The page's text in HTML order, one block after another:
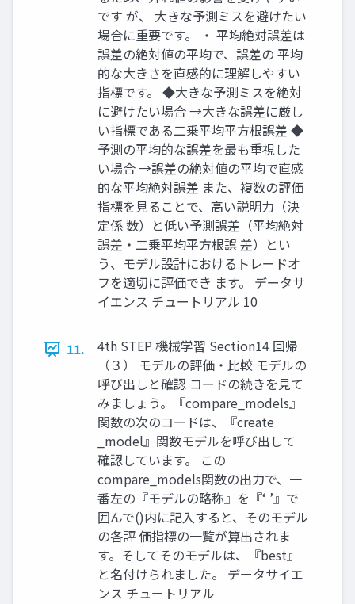
です が、 大きな予測ミスを避けたい
場合に重要です。 ・ 平均絶対誤差は
誤差の絶対値の平均で、誤差の 平均
的な大きさを直感的に理解しやすい
指標です。 ◆大きな予測ミスを絶対
に避けたい場合 →大きな誤差に厳し
い指標である二乗平均平方根誤差 ◆
予測の平均的な誤差を最も重視した
い場合 →誤差の絶対値の平均で直感
的な平均絶対誤差 また、複数の評価
指標を見ることで、高い説明力（決
定係 数）と低い予測誤差（平均絶対
誤差・二乗平均平方根誤 差）とい
う、モデル設計におけるトレードオ
フを適切に評価でき ます。 データサ
イエンス チュートリアル 10
11.
4th STEP 機械学習 Section14 回帰
（３） モデルの評価・比較 モデルの
呼び出しと確認 コードの続きを見て
みましょう。『compare_models』
関数の次のコードは、『create
_model』関数モデルを呼び出して
確認しています。 この
compare_models関数の出力で、一
番左の『モデルの略称』を『‘ ’』で
囲んで()内に記入すると、そのモデル
の各評 価指標の一覧が算出されま
す。そしてそのモデルは、『best』
と名付けられました。 データサイエ
ンス チュートリアル